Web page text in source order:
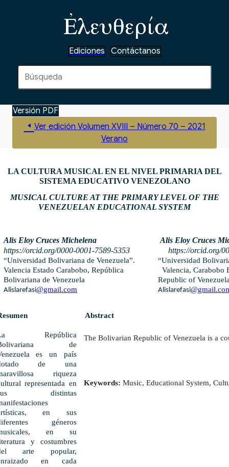
Ediciones Contáctanos
Versión PDF
Ver edición Volumen XVIII – Número 70 – 2021
Verano
LA CULTURA MUSICAL EN EL NIVEL PRIMARIA DEL
SISTEMA EDUCATIVO VENEZOLANO
MUSICAL CULTURE AT THE PRIMARY LEVEL OF THE
VENEZUELAN EDUCATIONAL SYSTEM
Alis Eloy Cruces Michelena
https://orcid.org/0000-0001-7589-5353
“Universidad Bolivariana de Venezuela”.
Valencia Estado Carabobo, República
Bolivariana de Venezuela
Alislarefasi@gmail.com
Alis Eloy Cruces
https://orcid.org/
“Universidad
Valencia, Carabobo
Republic of
Alislarefasi
República
de
es un país
de una
riqueza
representada en
distintas
en sus
géneros
en su
y costumbres
arte popular,
en cada
Abstract
The Bolivarian Republic of Venezuela is a
Keywords: Music, Educational System,